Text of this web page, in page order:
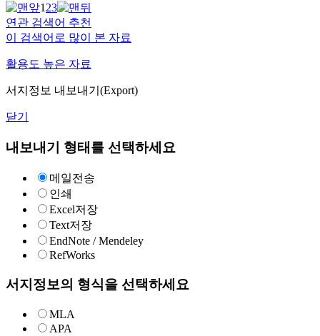
123
연관 검색어 추천
이 검색어로 많이 본 자료
활용도 높은 자료
서지정보 내보내기(Export)
닫기
내보내기 형태를 선택하세요
메일전송
인쇄
Excel저장
Text저장
EndNote / Mendeley
RefWorks
서지정보의 형식을 선택하세요
MLA
APA